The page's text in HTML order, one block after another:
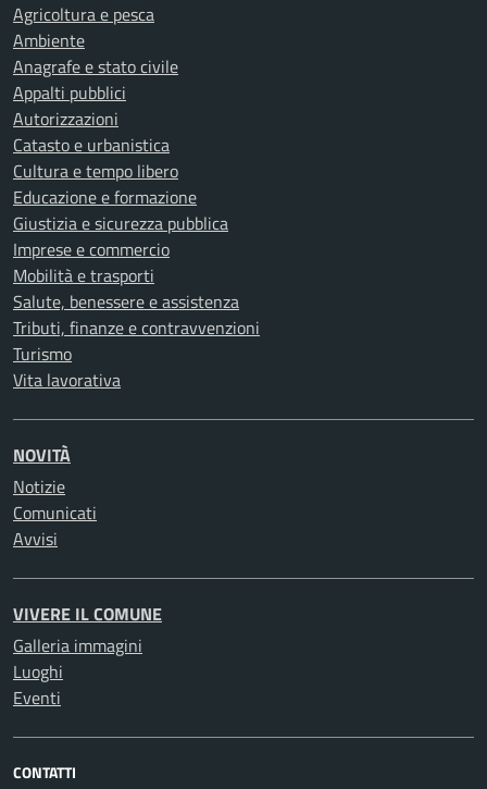
Agricoltura e pesca
Ambiente
Anagrafe e stato civile
Appalti pubblici
Autorizzazioni
Catasto e urbanistica
Cultura e tempo libero
Educazione e formazione
Giustizia e sicurezza pubblica
Imprese e commercio
Mobilità e trasporti
Salute, benessere e assistenza
Tributi, finanze e contravvenzioni
Turismo
Vita lavorativa
NOVITÀ
Notizie
Comunicati
Avvisi
VIVERE IL COMUNE
Galleria immagini
Luoghi
Eventi
CONTATTI